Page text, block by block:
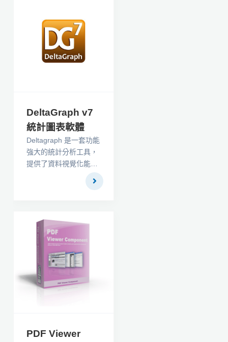
DeltaGraph v7
統計圖表軟體
Deltagraph 是一套功能
強大的統計分析工具，
提供了資料視覺化能力
和優秀的圖表選擇及容
易圖表定義功能，使其
PDF Viewer